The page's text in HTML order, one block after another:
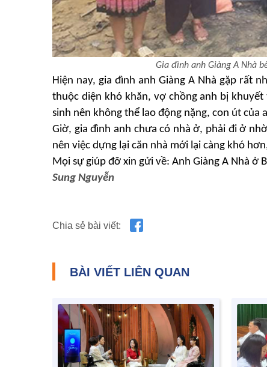
Gia đình anh Giàng A Nhà
Hiện nay, gia đình anh GiàngA Nhà gặp rất
thuộc diện khó khăn, vợ chồnganh bị khuyết
sinh nên không thể lao động nặng, con út của
Giờ, gia đình anh chưa có nhà ở, phải điở
nên việc dựng lại căn nhà mới lại càng khó
Mọi sự giúp đỡ xin gửi về: Anh Giàng A Nhà ở B
Sung Nguyễn
Chia sẻ bài viết:
BÀI VIẾT LIÊN QUAN